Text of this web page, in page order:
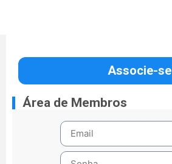
Associe-se
Área de Membros